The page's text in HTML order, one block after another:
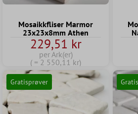
Mosaikkfliser Marmor
23x23x8mm Athen
229,51 kr
per Ark(er)
( = 2 550,11 kr)
Gratisprøver